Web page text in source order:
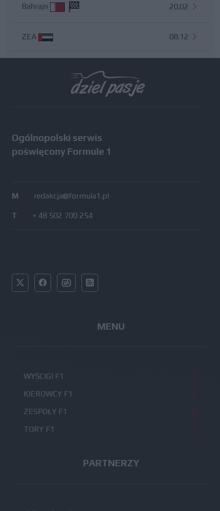
Bahrajn 20.02
ZEA 08.12
Ogólnopolski serwis
poświęcony Formule 1
M / redakcja@formula1.pl
T / + 48 502 700 254
MENU
WYŚCIGI F1
KIEROWCY F1
ZESPOŁY F1
TORY F1
PARTNERZY